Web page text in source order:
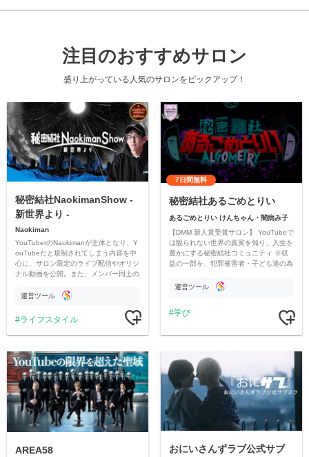
注目のおすすめサロン
盛り上がっている人気のサロンをピックアップ！
秘密結社NaokimanShow -
新世界より -
Naokiman
YouTuberのNaokimanが主体となり、Y
ouTubeだと規制されてしまう内容を中
心に、サロン限定のライブ配信やオリジ
ナル動画を公開。また、メンバー同士の
ただいています。
運営ツール
ライフスタイル
7日間無料
秘密結社あるごめとりい
あるごめとりい けんちゃん・闇病み子
【DMM 新人賞受賞サロン】 YouTubeで
は観られない世界の真実を知り、人生を
豊かにする秘密結社コミュニティ ※収
益の一部を、犯罪被害者・子ども達の為
す運営ツール
学び
AREA58
おにいさんずラブ公式サブ